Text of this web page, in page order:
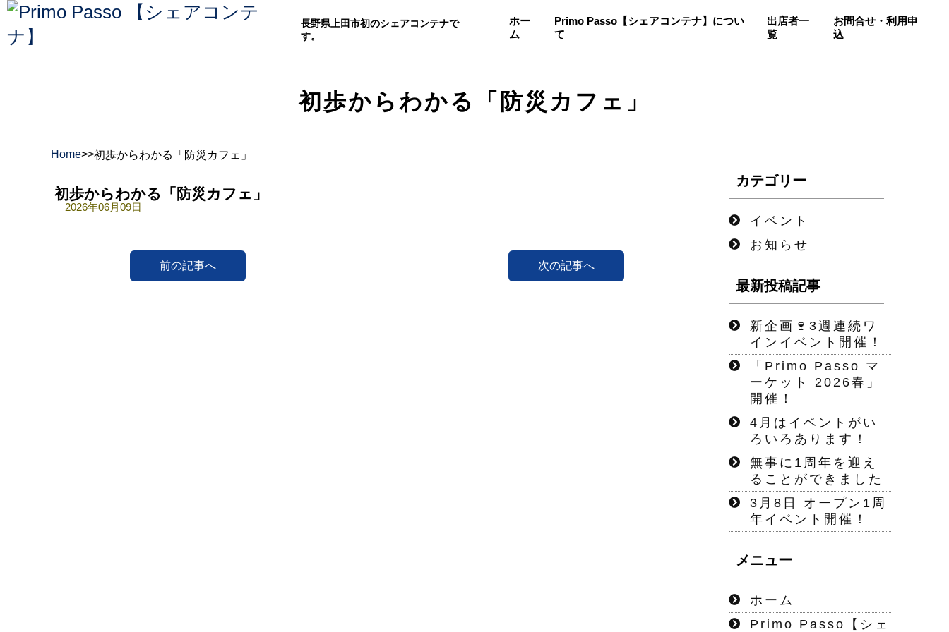
長野県上田市初のシェアコンテナで
す。
ホー
ム
Primo Passo【シェアコンテナ】につい
て
出店者一
覧
お問合せ・利用申
込
初歩からわかる「防災カフェ」
Home>>初歩からわかる「防災カフェ」
初歩からわかる「防災カフェ」
2026年06月09日
前の記事へ 次の記事へ
カテゴリー
イベント
お知らせ
最新投稿記事
新企画🍷3週連続ワ
インイベント開催！
「Primo Passo マ
ーケット 2026春」
開催！
4月はイベントがい
ろいろあります！
無事に1周年を迎え
ることができました
3月8日 オープン1周
年イベント開催！
メニュー
ホーム
Primo Passo【シェ